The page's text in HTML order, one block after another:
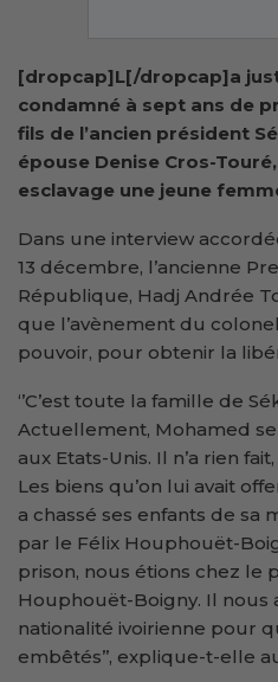
[dropcap]L[/dropcap]a
condamné à sept ans de
fils de l’ancien président
épouse Denise Cros-
esclavage une jeune
Dans une interview
13 décembre, l’ancienne
République, Hadj Andrée
que l’avènement du
pouvoir, pour obtenir la
‘’C’est toute la famille de
Actuellement, Mohamed
aux Etats-Unis. Il n’a rien
Les biens qu’on lui avait
a chassé ses enfants de sa
par le Félix Houphouët-
prison, nous étions chez le
Houphouët-Boigny. Il nous
nationalité ivoirienne pour
embêtés’’, explique-t-elle